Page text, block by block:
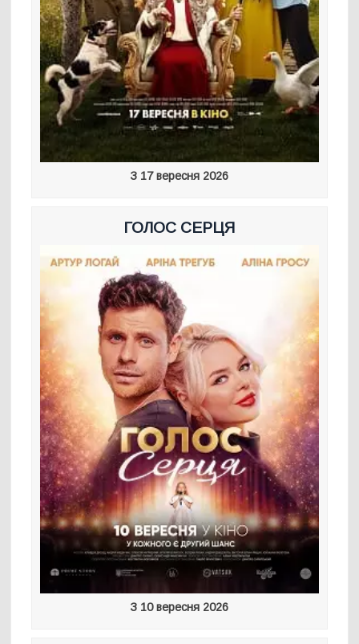
З 17 вересня 2026
ГОЛОС СЕРЦЯ
З 10 вересня 2026